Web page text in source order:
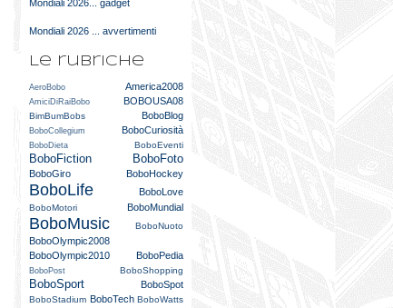
Mondiali 2026... gadget
Mondiali 2026 ... avvertimenti
Le rubriche
AeroBobo America2008
AmiciDiRaiBobo BOBOUSA08
BimBumBobs BoboBlog
BoboCollegium BoboCuriosità
BoboDieta BoboEventi
BoboFiction BoboFoto
BoboGiro BoboHockey
BoboLife BoboLove
BoboMotori BoboMundial
BoboMusic BoboNuoto
BoboOlympic2008
BoboOlympic2010
BoboPedia
BoboPost BoboShopping
BoboSport BoboSpot
BoboStadium BoboTech BoboWatts